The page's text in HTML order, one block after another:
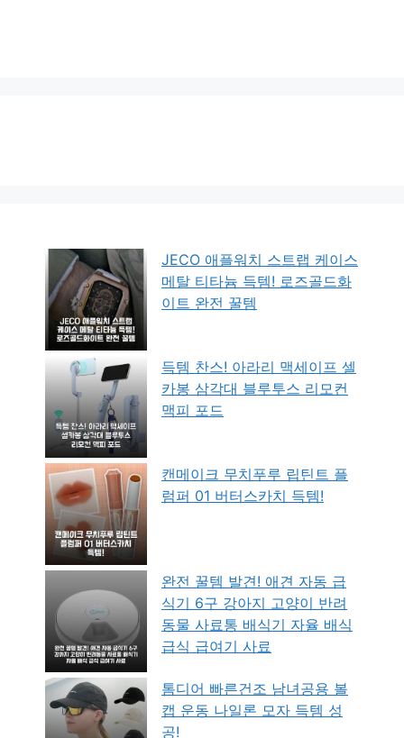
JECO 애플워치 스트랩 케이스
메탈 티타늄 득템! 로즈골드화
이트 완전 꿀템
득템 찬스! 아라리 맥세이프 셀
카봉 삼각대 블루투스 리모컨
맥피 포드
캔메이크 무치푸루 립틴트 플
럼퍼 01 버터스카치 득템!
완전 꿀템 발견! 애견 자동 급
식기 6구 강아지 고양이 반려
동물 사료통 배식기 자율 배식
급식 급여기 사료
톰디어 빠른건조 남녀공용 볼
캡 운동 나일론 모자 득템 성
공!